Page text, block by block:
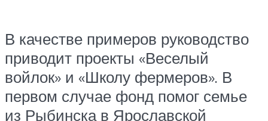
В качестве примеров руководство
приводит проекты «Веселый
войлок» и «Школу фермеров». В
первом случае фонд помог семье
из Рыбинска в Ярославской